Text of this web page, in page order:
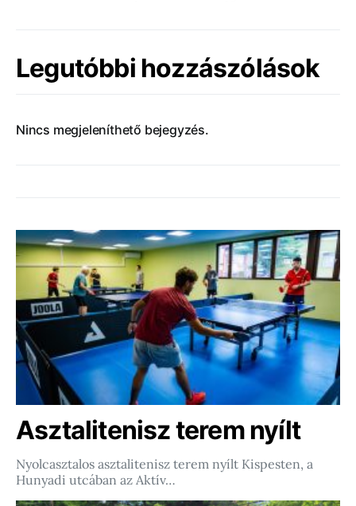
Legutóbbi hozzászólások
Nincs megjeleníthető bejegyzés.
Asztalitenisz terem nyílt
Nyolcasztalos asztalitenisz terem nyílt Kispesten, a
Hunyadi utcában az Aktív…